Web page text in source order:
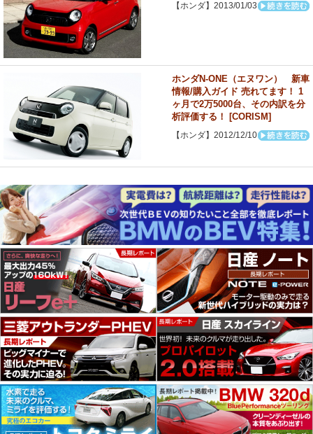
【ホンダ】2013/01/03
ホンダN-ONE（エヌワン） 新車
情報/購入ガイド 売れてます！ 1
ヶ月で2万5000台、その内訳を分
析評価する！ [CORISM]
【ホンダ】2012/12/10